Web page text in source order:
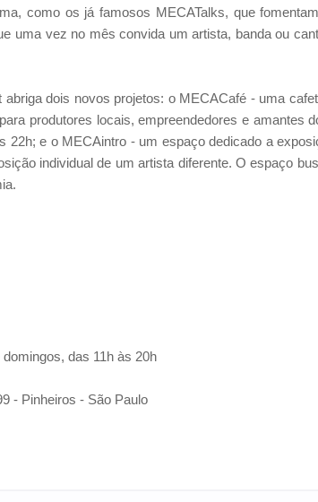
como os já famosos MECATalks, que
uma vez no mês convida um artista, banda ou
dois novos projetos: o MECACafé - uma
produtores locais, empreendedores e amantes
22h; e o MECAintro - um espaço dedicado a
individual de um artista diferente. O espaço
das 11h às 20h
- Pinheiros - São Paulo